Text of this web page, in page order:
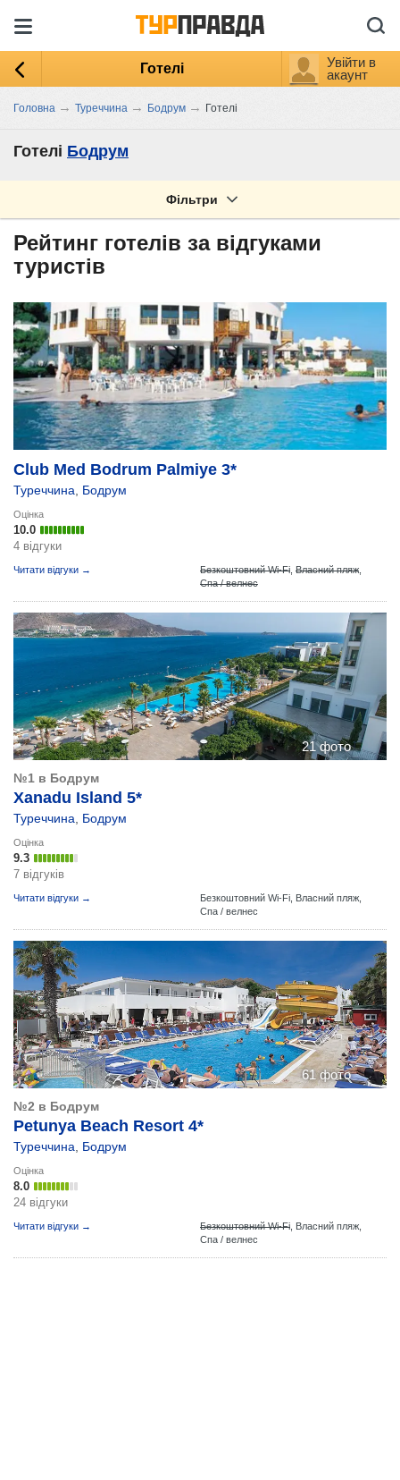
Готелі
Увійти в
акаунт
Головна → Туреччина → Бодрум → Готелі
Готелі Бодрум
Фільтри
Рейтинг готелів за відгуками
туристів
Club Med Bodrum Palmiye 3*
Туреччина Бодрум
Оцінка
10.0
4 відгуки
Читати відгуки → Безкоштовний Wi-Fi Власний пляж
Спа / велнес
21 фото
№1 в Бодрум
Xanadu Island 5*
Туреччина Бодрум
Оцінка
9.3
7 відгуків
Читати відгуки → Безкоштовний Wi-Fi, Власний пляж,
Спа / велнес
61 фото
№2 в Бодрум
Petunya Beach Resort 4*
Туреччина Бодрум
Оцінка
8.0
24 відгуки
Читати відгуки → Безкоштовний Wi-Fi Власний пляж,
Спа / велнес